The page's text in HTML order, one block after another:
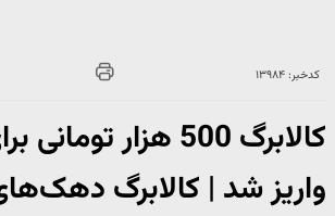
کدخبر: ۱۳۹۸۴
کالابرگ 500 هزار